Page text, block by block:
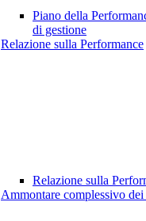
Piano della
di gestione
Relazione sulla Performance
Relazione sulla
Ammontare complessivo dei